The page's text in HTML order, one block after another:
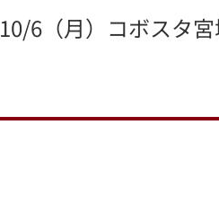
10/6（月）コボスタ